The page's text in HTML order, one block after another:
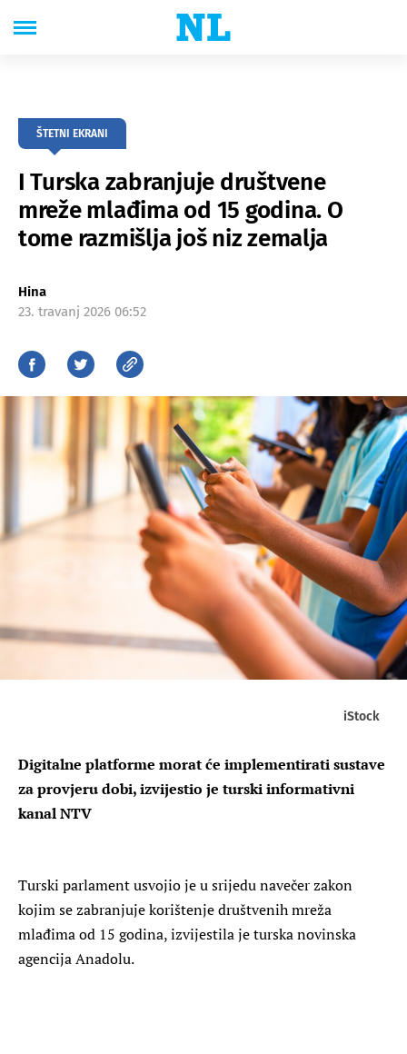
ŠTETNI EKRANI
I Turska zabranjuje društvene
mreže mlađima od 15 godina. O
tome razmišlja još niz zemalja
Hina
23. travanj 2026 06:52
iStock
Digitalne platforme morat će implementirati sustave
za provjeru dobi, izvijestio je turski informativni
kanal NTV
Turski parlament usvojio je u srijedu navečer zakon
kojim se zabranjuje korištenje društvenih mreža
mlađima od 15 godina, izvijestila je turska novinska
agencija Anadolu.